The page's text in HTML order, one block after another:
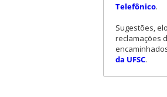
Telefônico.
Sugestões,
reclamações
da UFSC.